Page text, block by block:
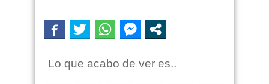
Lo que acabo de ver es..